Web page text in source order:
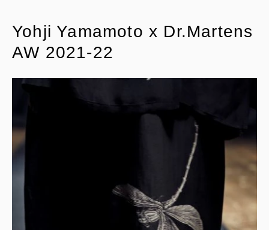
Yohji Yamamoto x Dr.Martens
AW 2021-22